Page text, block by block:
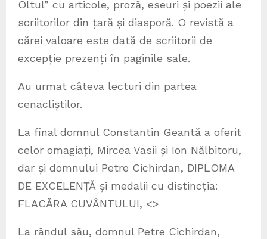
Oltul” cu articole, proză, eseuri și poezii ale
scriitorilor din țară și diasporă. O revistă a
cărei valoare este dată de scriitorii de
excepție prezenți în paginile sale.
Au urmat câteva lecturi din partea
cenacliștilor.
La final domnul Constantin Geantă a oferit
celor omagiați, Mircea Vasii și Ion Nălbitoru,
dar și domnului Petre Cichirdan, DIPLOMA
DE EXCELENȚĂ și medalii cu distincția:
FLACĂRA CUVÂNTULUI, <>
La rândul său, domnul Petre Cichirdan,